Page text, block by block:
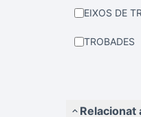
EIXOS DE
TROBADES
Relacionat